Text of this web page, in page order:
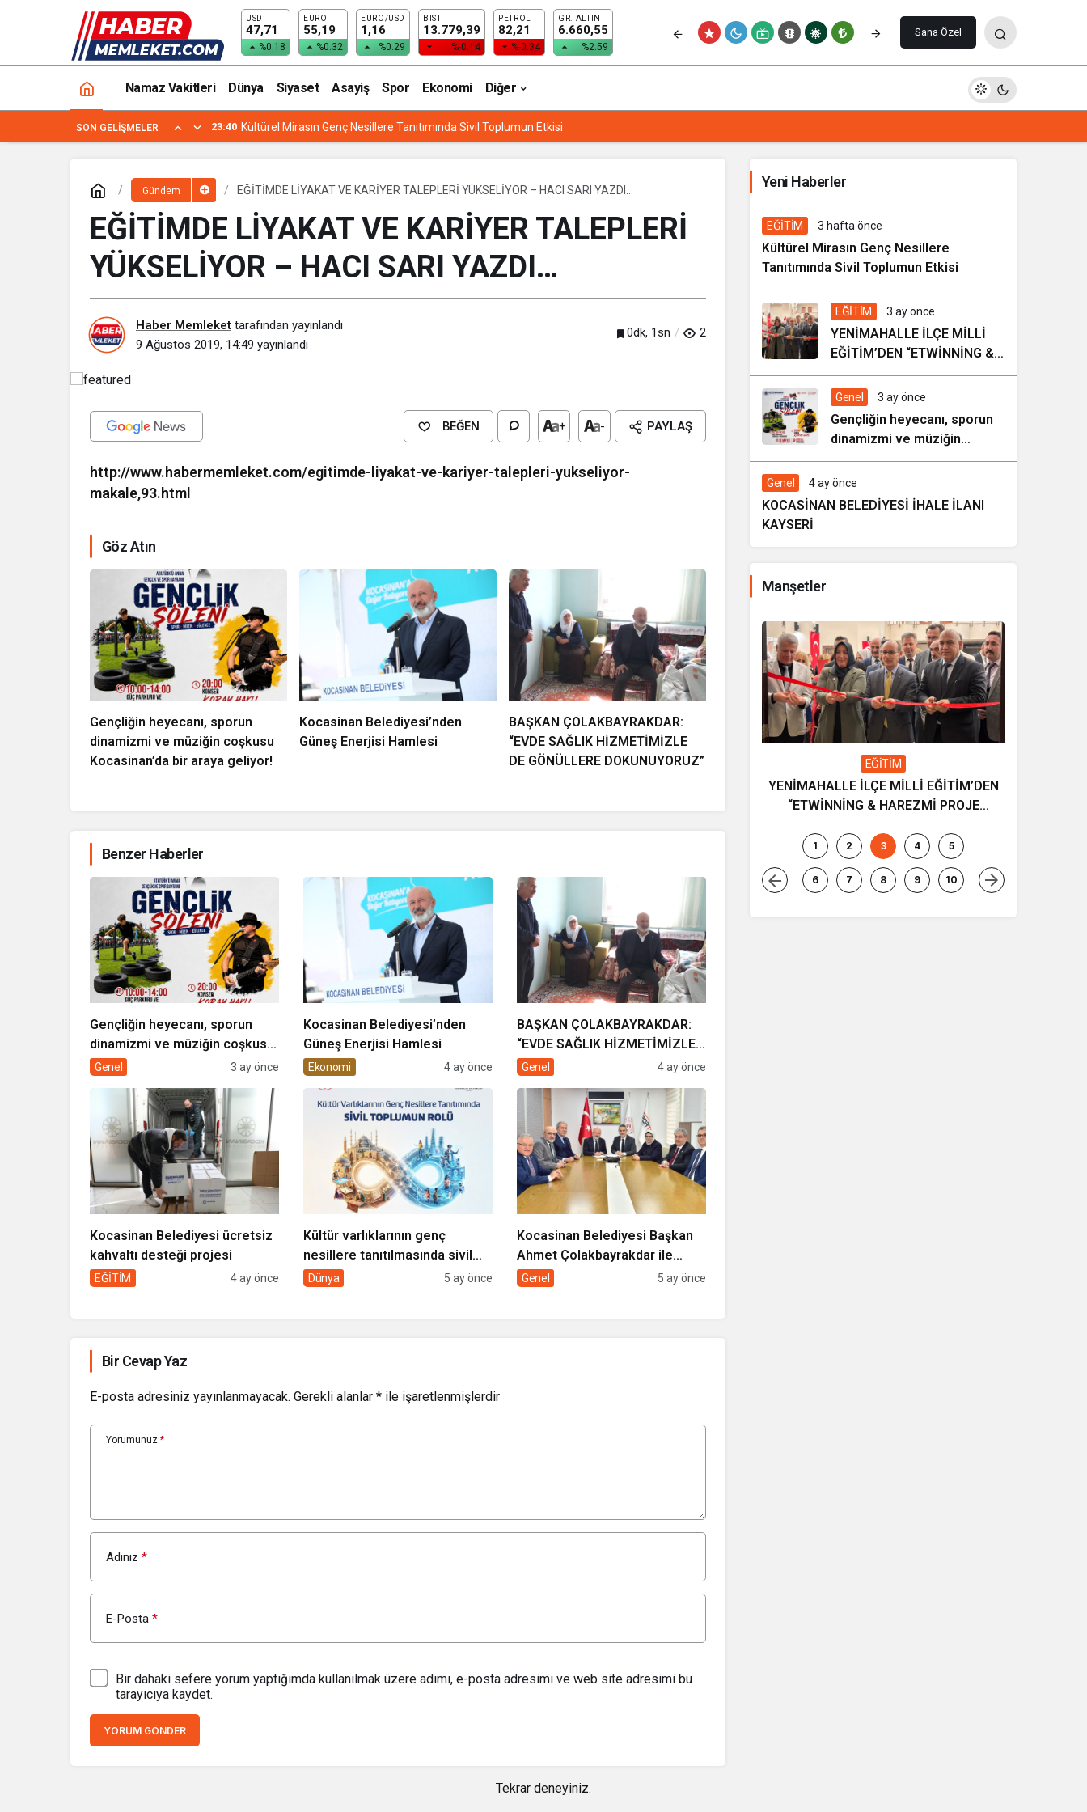
USD
47,71
%0.18
EURO
55,19
%0.32
EURO/USD
1,16
%0.29
BIST
13.779,39
%-0.14
PETROL
82,21
%-0.34
GR. ALTIN
6.660,55
%2.59
Sana Özel
Namaz Vakitleri Dünya Siyaset Asayiş Spor Ekonomi Diğer
SON GELIŞMELER 23:40 Kültürel Mirasın Genç Nesillere Tanıtımında Sivil Toplumun Etkisi
Gündem EĞİTİMDE LİYAKAT VE KARİYER TALEPLERİ YÜKSELİYOR – HACI SARI YAZDI…
EĞİTİMDE LİYAKAT VE KARİYER TALEPLERİ
YÜKSELİYOR – HACI SARI YAZDI…
Haber Memleket tarafından yayınlandı
9 Ağustos 2019, 14:49 yayınlandı
0dk, 1sn 2
BEĞEN + - PAYLAŞ
http://www.habermemleket.com/egitimde-liyakat-ve-kariyer-talepleri-yukseliyor-
makale,93.html
Göz Atın
Gençliğin heyecanı, sporun
dinamizmi ve müziğin coşkusu
Kocasinan’da bir araya geliyor!
Kocasinan Belediyesi’nden
Güneş Enerjisi Hamlesi
BAŞKAN ÇOLAKBAYRAKDAR:
“EVDE SAĞLIK HİZMETİMİZLE
DE GÖNÜLLERE DOKUNUYORUZ”
EĞİTİMDE LİYAKAT VE KARİYER TALEPLERİ YÜKSELİYOR – HACI SARI YAZDI…
Benzer Haberler
Gençliğin heyecanı, sporun
dinamizmi ve müziğin coşkusu
Kocasinan’da bir araya geliyor!
Genel 3 ay önce
Kocasinan Belediyesi’nden
Güneş Enerjisi Hamlesi
Ekonomi 4 ay önce
BAŞKAN ÇOLAKBAYRAKDAR:
“EVDE SAĞLIK HİZMETİMİZLE
DE GÖNÜLLERE
Genel 4 ay önce
Kocasinan Belediyesi ücretsiz
kahvaltı desteği projesi
EĞİTİM 4 ay önce
Kültür varlıklarının genç
nesillere tanıtılmasında sivil
toplumun rolü
Dünya 5 ay önce
Kocasinan Belediyesi Başkan
Ahmet Çolakbayrakdar ile
yeniliklere imza atıyor
Genel 5 ay önce
Bir Cevap Yaz
E-posta adresiniz yayınlanmayacak. Gerekli alanlar * ile işaretlenmişlerdir
Yorumunuz *
Adınız *
E-Posta *
Bir dahaki sefere yorum yaptığımda kullanılmak üzere adımı, e-posta adresimi ve web site adresimi bu
tarayıcıya kaydet.
YORUM GÖNDER
Yeni Haberler
6 gün önce
EĞİTİM 3 hafta önce
Kültürel Mirasın Genç Nesillere
Tanıtımında Sivil Toplumun Etkisi
EĞİTİM 3 ay önce
YENİMAHALLE İLÇE MİLLİ
EĞİTİM’DEN “ETWİNNİNG &
HAREZMİ PROJE ŞENLİĞİ”
Genel 3 ay önce
Gençliğin heyecanı, sporun
dinamizmi ve müziğin
coşkusu Kocasinan’da bir
araya geliyor!
Genel 4 ay önce
KOCASİNAN BELEDİYESİ İHALE İLANI
KAYSERİ
Manşetler
İhale ilanı Kocasinan Belediyesi
EĞİTİM
Kültürel Mirasın Genç Nesillere
Tanıtımında Sivil Toplumun Etkisi
EĞİTİM
YENİMAHALLE İLÇE MİLLİ EĞİTİM’DEN
“ETWİNNİNG & HAREZMİ PROJE
1 2 3 4 5
6 7 8 9 10
Tekrar deneyiniz.